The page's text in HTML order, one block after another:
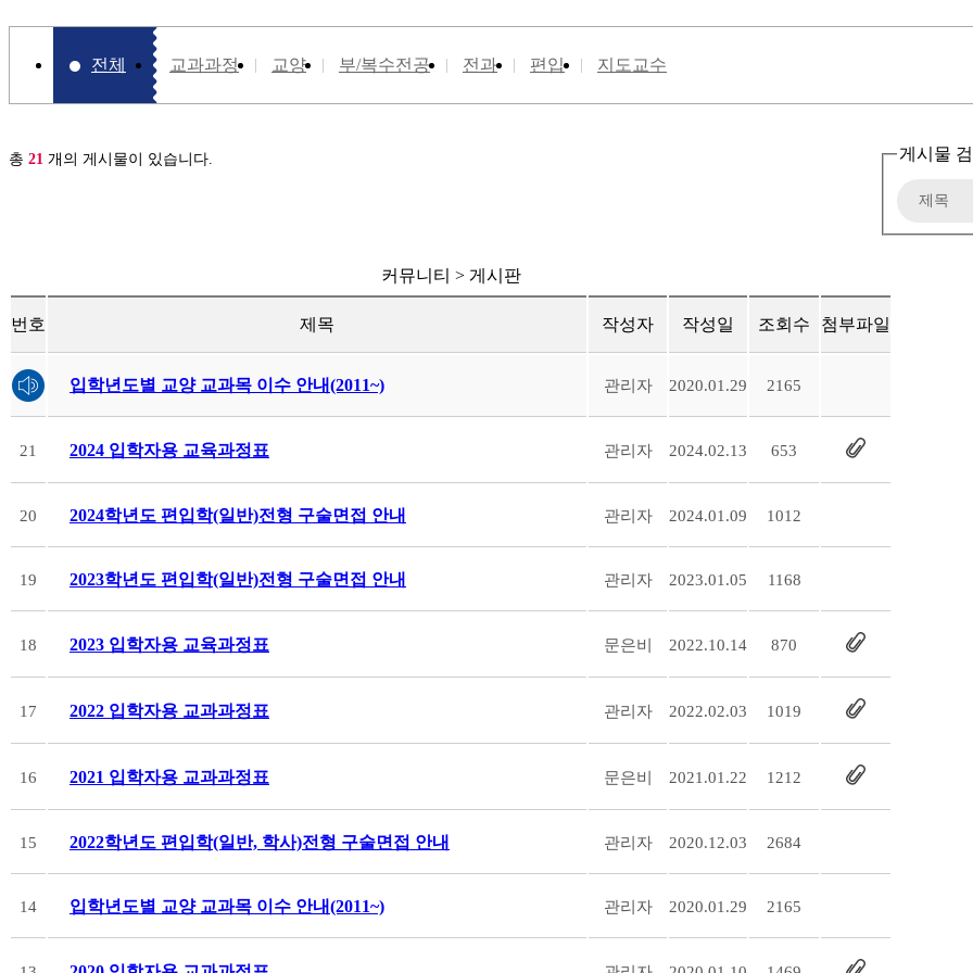
전체 교과과정 교양 부/복수전공 전과 편입 지도교수
총 21 개의 게시물이 있습니다. 게시물
커뮤니티 > 게시판
번호 제목 작성자 작성일 조회수 첨부파일
입학년도별 교양 교과목 이수 안내(2011~) 관리자 2020.01.29 2165
21 2024 입학자용 교육과정표 관리자 2024.02.13 653
20 2024학년도 편입학(일반)전형 구술면접 안내 관리자 2024.01.09 1012
19 2023학년도 편입학(일반)전형 구술면접 안내 관리자 2023.01.05 1168
18 2023 입학자용 교육과정표 문은비 2022.10.14 870
17 2022 입학자용 교과과정표 관리자 2022.02.03 1019
16 2021 입학자용 교과과정표 문은비 2021.01.22 1212
15 2022학년도 편입학(일반, 학사)전형 구술면접 안내 관리자 2020.12.03 2684
14 입학년도별 교양 교과목 이수 안내(2011~) 관리자 2020.01.29 2165